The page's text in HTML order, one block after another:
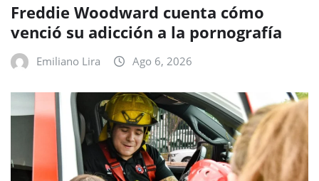
Freddie Woodward cuenta cómo
venció su adicción a la pornografía
Emiliano Lira Ago 6, 2026